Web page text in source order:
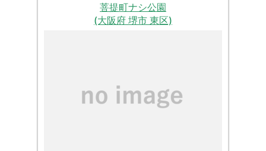
菩提町ナシ公園
(大阪府 堺市 東区)